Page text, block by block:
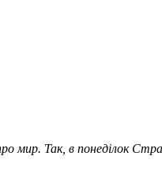
мир. Так, в понеділок